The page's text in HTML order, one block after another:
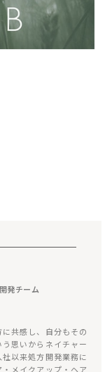
発チーム
共感し、自分もその
思いからネイチャー
以来処方開発業務に
メイクアップ・ヘア